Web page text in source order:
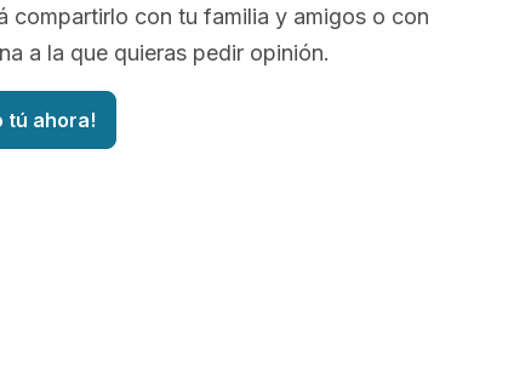
compartirlo con tu familia y amigos o con
a la que quieras pedir opinión.
tú ahora!